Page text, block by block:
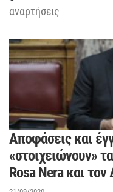
αναρτήσεις
Αποφάσεις και
«στοιχειώνουν»
Rosa Nera και τον